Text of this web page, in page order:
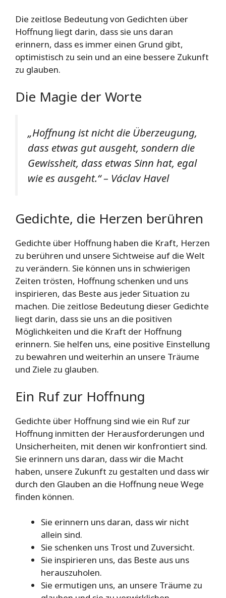
Die zeitlose Bedeutung von Gedichten über
Hoffnung liegt darin, dass sie uns daran
erinnern, dass es immer einen Grund gibt,
optimistisch zu sein und an eine bessere Zukunft
zu glauben.
Die Magie der Worte
„Hoffnung ist nicht die Überzeugung,
dass etwas gut ausgeht, sondern die
Gewissheit, dass etwas Sinn hat, egal
wie es ausgeht.“ – Václav Havel
Gedichte, die Herzen berühren
Gedichte über Hoffnung haben die Kraft, Herzen
zu berühren und unsere Sichtweise auf die Welt
zu verändern. Sie können uns in schwierigen
Zeiten trösten, Hoffnung schenken und uns
inspirieren, das Beste aus jeder Situation zu
machen. Die zeitlose Bedeutung dieser Gedichte
liegt darin, dass sie uns an die positiven
Möglichkeiten und die Kraft der Hoffnung
erinnern. Sie helfen uns, eine positive Einstellung
zu bewahren und weiterhin an unsere Träume
und Ziele zu glauben.
Ein Ruf zur Hoffnung
Gedichte über Hoffnung sind wie ein Ruf zur
Hoffnung inmitten der Herausforderungen und
Unsicherheiten, mit denen wir konfrontiert sind.
Sie erinnern uns daran, dass wir die Macht
haben, unsere Zukunft zu gestalten und dass wir
durch den Glauben an die Hoffnung neue Wege
finden können.
Sie erinnern uns daran, dass wir nicht
allein sind.
Sie schenken uns Trost und Zuversicht.
Sie inspirieren uns, das Beste aus uns
herauszuholen.
Sie ermutigen uns, an unsere Träume zu